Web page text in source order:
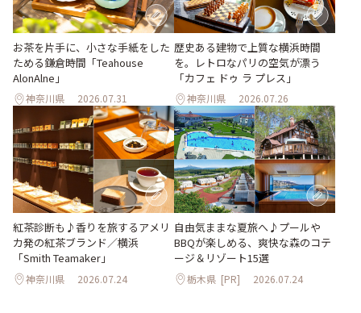
お茶を片手に、小さな手紙をした
ためる鎌倉時間「Teahouse
AlonAlne」
神奈川県 2026.07.31
歴史ある建物で上質な横浜時間
を。レトロなパリの空気が漂う
「カフェ ドゥ ラ プレス」
神奈川県 2026.07.26
紅茶診断も♪香りを旅するアメリ
カ発の紅茶ブランド／横浜
「Smith Teamaker」
神奈川県 2026.07.24
自由気ままな夏旅へ♪プールや
BBQが楽しめる、爽快な森のコテ
ージ＆リゾート15選
栃木県 [PR] 2026.07.24